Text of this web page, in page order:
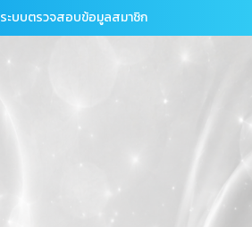
ระบบตรวจสอบข้อมูลสมาชิก